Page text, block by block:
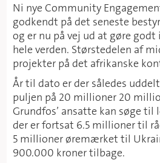
Ni nye Community
godkendt på det seneste
og er nu på vej ud at gøre
hele verden. Størstedelen af
projekter på det afrikanske
År til dato er der således
puljen på 20 millioner 20
Grundfos’ ansatte kan søge til
der er fortsat 6.5 millioner til
5 millioner øremærket til
900.000 kroner tilbage.